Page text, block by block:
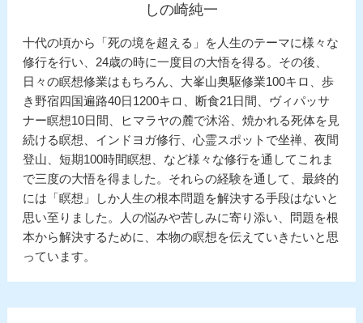
しの崎純一
十代の頃から「死の境を超える」を人生のテーマに様々な
修行を行い、24歳の時に一度目の大悟を得る。その後、
日々の瞑想修業はもちろん、大峯山奥駆修業100キロ、歩
き野宿四国遍路40日1200キロ、断食21日間、ヴィパッサ
ナー瞑想10日間、ヒマラヤの麓で沐浴、焼かれる死体を見
続ける瞑想、インドヨガ修行、心霊スポットで坐禅、夜間
登山、短期100時間瞑想、など様々な修行を通してこれま
で三度の大悟を得ました。それらの経験を通して、最終的
には「瞑想」しか人生の根本問題を解決する手段はないと
思い至りました。人の悩みや苦しみに寄り添い、問題を根
本から解決するために、本物の瞑想を伝えていきたいと思
っています。